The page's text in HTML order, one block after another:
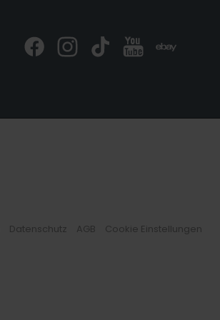
Datenschutz AGB Cookie Einstellungen